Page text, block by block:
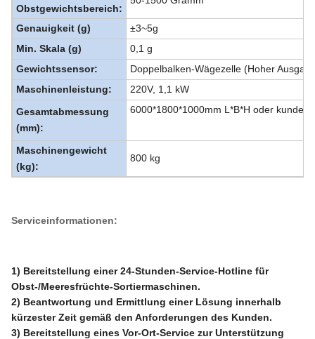
Obstgewichtsbereich:
Genauigkeit (g)
±3~5g
Min. Skala (g)
0,1 g
Gewichtssensor:
Doppelbalken-Wägezelle (Hoher
Maschinenleistung:
220V, 1,1 kW
Gesamtabmessung
(mm):
6000*1800*1000mm L*B*H oder
Maschinengewicht
(kg):
800 kg
Serviceinformationen:
1) Bereitstellung einer 24-Stunden-Service-Hotline für
Obst-/Meeresfrüchte-Sortiermaschinen.
2) Beantwortung und Ermittlung einer Lösung innerhalb
kürzester Zeit gemäß den Anforderungen des Kunden.
3) Bereitstellung eines Vor-Ort-Service zur Unterstützung